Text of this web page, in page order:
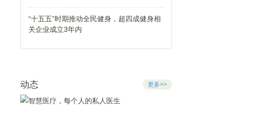
“十五五”时期推动全民健身，超四成健身相
关企业成立3年内
动态 更多>>